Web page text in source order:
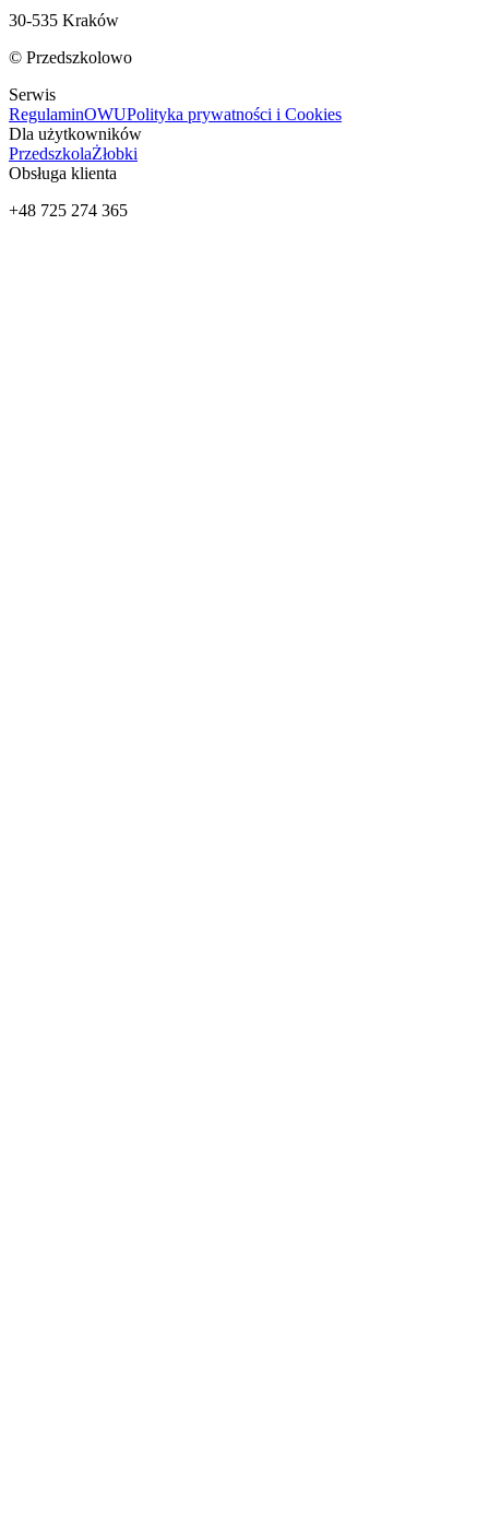
30-535 Kraków
© Przedszkolowo
Serwis
RegulaminOWUPolityka prywatności i Cookies
Dla użytkowników
PrzedszkolaŻłobki
Obsługa klienta
+48 725 274 365